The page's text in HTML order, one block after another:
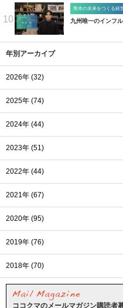
10
熊本の未来をつくる経
九州唯一のインフ
年別アーカイブ
2026年 (32)
2025年 (74)
2024年 (44)
2023年 (51)
2022年 (44)
2021年 (67)
2020年 (95)
2019年 (76)
2018年 (70)
ココクマのメールマガジン購読者